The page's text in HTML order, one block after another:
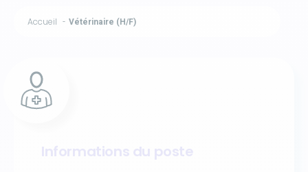
Accueil Vétérinaire (H/F)
Informations du poste